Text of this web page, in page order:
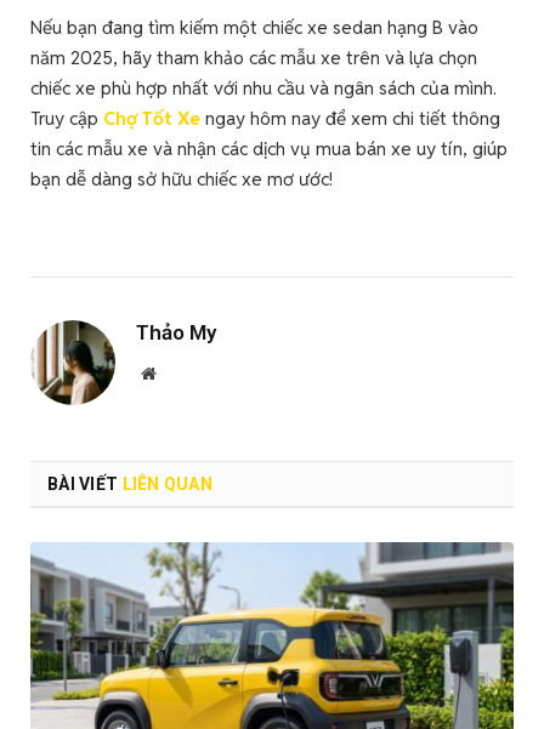
Nếu bạn đang tìm kiếm một chiếc xe sedan hạng B vào
năm 2025, hãy tham khảo các mẫu xe trên và lựa chọn
chiếc xe phù hợp nhất với nhu cầu và ngân sách của mình.
Truy cập Chợ Tốt Xe ngay hôm nay để xem chi tiết thông
tin các mẫu xe và nhận các dịch vụ mua bán xe uy tín, giúp
bạn dễ dàng sở hữu chiếc xe mơ ước!
Thảo My
Website
BÀI VIẾT LIÊN QUAN